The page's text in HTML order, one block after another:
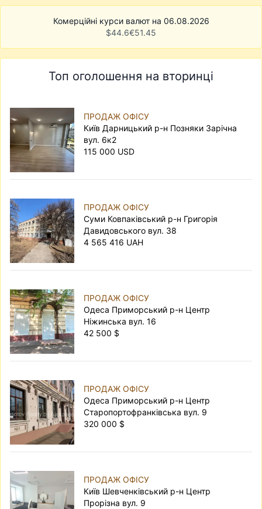
Комерційні курси валют на 06.08.2026
$44.6€51.45
Топ оголошення на вторинці
ПРОДАЖ ОФІСУ
Київ Дарницький р-н Позняки Зарічна
вул. 6к2
115 000 USD
ПРОДАЖ ОФІСУ
Суми Ковпаківський р-н Григорія
Давидовського вул. 38
4 565 416 UAH
ПРОДАЖ ОФІСУ
Одеса Приморський р-н Центр
Ніжинська вул. 16
42 500 $
ПРОДАЖ ОФІСУ
Одеса Приморський р-н Центр
Старопортофранківська вул. 9
320 000 $
ПРОДАЖ ОФІСУ
Київ Шевченківський р-н Центр
Прорізна вул. 9